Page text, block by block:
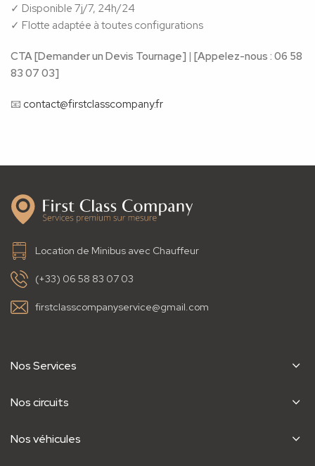
✓ Disponible 7j/7, 24h/24
✓ Flotte adaptée à toutes configurations
CTA [Demander un Devis Tournage] | [Appelez-nous : 06 58
83 07 03]
📧 contact@firstclasscompany.fr
Location de Minibus avec Chauffeur
(+33) 06 58 83 07 03
firstclasscompanyservice@gmail.com
Nos Services
Nos circuits
Nos véhicules